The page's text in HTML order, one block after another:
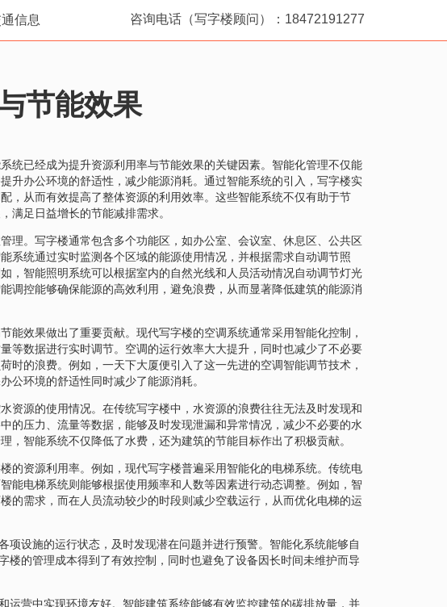
信息 咨询电话（写字楼顾问）：18472191277
节能效果
统已经成为提升资源利用率与节能效果的关键因素。智能化管理不仅能
升办公环境的舒适性，减少能源消耗。通过智能系统的引入，写字楼实
，从而有效提高了整体资源的利用效率。这些智能系统不仅有助于节
满足日益增长的节能减排需求。
理。写字楼通常包含多个功能区，如办公室、会议室、休息区、公共区
系统通过实时监测各个区域的能源使用情况，并根据需求自动调节照
，智能照明系统可以根据室内的自然光线和人员活动情况自动调节灯光
调控能够确保能源的高效利用，避免浪费，从而显著降低建筑的能源消
能效果做出了重要贡献。现代写字楼的空调系统通常采用智能化控制，
等数据进行实时调节。空调的运行效率大大提升，同时也减少了不必要
时的浪费。例如，一天下大厦便引入了这一先进的空调智能调节技术，
公环境的舒适性同时减少了能源消耗。
资源的使用情况。在传统写字楼中，水资源的浪费往往无法及时发现和
的压力、流量等数据，能够及时发现泄漏和异常情况，减少不必要的水
，智能系统不仅降低了水费，还为建筑的节能目标作出了积极贡献。
的资源利用率。例如，现代写字楼普遍采用智能化的电梯系统。传统电
能电梯系统则能够根据使用频率和人数等因素进行动态调整。例如，智
的需求，而在人员流动较少的时段则减少空载运行，从而优化电梯的运
设施的运行状态，及时发现潜在问题并进行预警。智能化系统能够自
的管理成本得到了有效控制，同时也避免了设备因长时间未维护而导
营中实现环境友好。智能建筑系统能够有效监控建筑的碳排放量，并